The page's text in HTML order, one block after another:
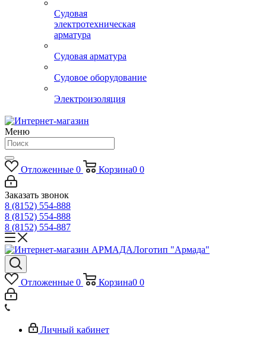
Судовая
электротехническая
арматура
Судовая арматура
Судовое оборудование
Электроизоляция
Меню
Отложенные 0 Корзина0 0
Заказать звонок
8 (8152) 554-888
8 (8152) 554-888
8 (8152) 554-887
Логотип "Армада"
Отложенные 0 Корзина0 0
Личный кабинет